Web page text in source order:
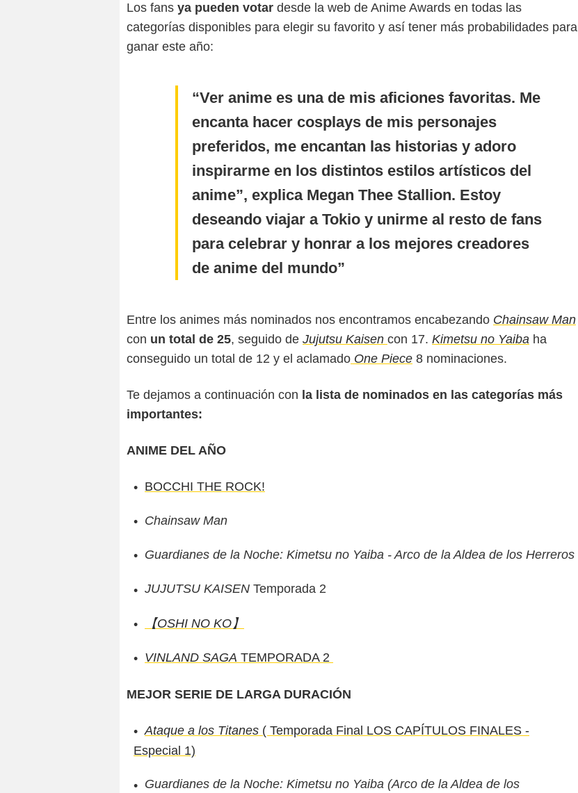
Los fans ya pueden votar desde la web de Anime Awards en todas las
categorías disponibles para elegir su favorito y así tener más probabilidades para
ganar este año:
Ver anime es una de mis aficiones favoritas. Me
encanta hacer cosplays de mis personajes
preferidos, me encantan las historias y adoro
inspirarme en los distintos estilos artísticos del
anime”, explica Megan Thee Stallion. Estoy
deseando viajar a Tokio y unirme al resto de fans
para celebrar y honrar a los mejores creadores
de anime del mundo
Entre los animes más nominados nos encontramos encabezando Chainsaw Man
con un total de 25, seguido de Jujutsu Kaisen con 17. Kimetsu no Yaiba ha
conseguido un total de 12 y el aclamado One Piece 8 nominaciones.
Te dejamos a continuación con la lista de nominados en las categorías más
importantes:
ANIME DEL AÑO
BOCCHI THE ROCK!
Chainsaw Man
Guardianes de la Noche: Kimetsu no Yaiba - Arco de la Aldea de los Herreros
JUJUTSU KAISEN Temporada 2
【OSHI NO KO】
VINLAND SAGA TEMPORADA 2
MEJOR SERIE DE LARGA DURACIÓN
Ataque a los Titanes ( Temporada Final LOS CAPÍTULOS FINALES -
Especial 1)
Guardianes de la Noche: Kimetsu no Yaiba (Arco de la Aldea de los